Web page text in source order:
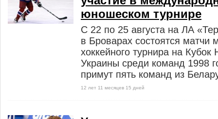
юношеском турнире
С 22 по 25 августа на ЛА
в Броварах состоятся матчи
хоккейного турнира на Кубок
Украины среди команд 1998
примут пять команд из
12 лет 11 месяцев 15 дней